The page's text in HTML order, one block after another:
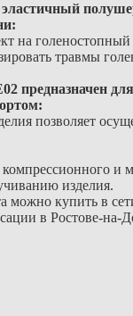
на голеностопный
травмы
предназначен
позволяет
компрессионного и
изделия.
можно купить в
в Ростове-на-